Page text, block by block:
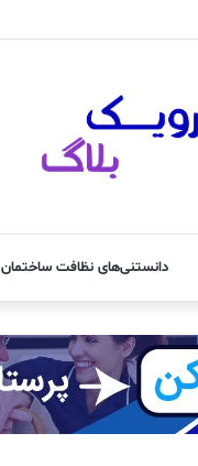
دانستنی‌های نظافت ساختمان